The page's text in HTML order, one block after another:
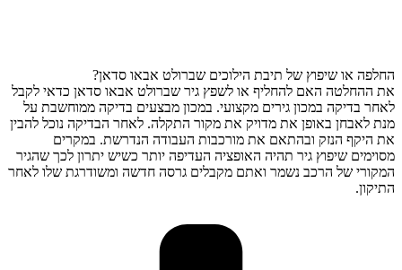
החלפה או שיפוץ של תיבת הילוכים שברולט אבאו סדאן?
את ההחלטה האם להחליף או לשפץ גיר שברולט אבאו סדאן כדאי לקבל
לאחר בדיקה במכון גירים מקצועי. במכון מבצעים בדיקה ממוחשבת על
מנת לאבחן באופן את מדויק את מקור התקלה. לאחר הבדיקה נוכל להבין
את היקף הנזק ובהתאם את מורכבות העבודה הנדרשת. במקרים
מסוימים שיפוץ גיר תהיה האופציה העדיפה יותר כשיש יתרון לכך שהגיר
המקורי של הרכב נשמר ואתם מקבלים גרסה חדשה ומשודרגת שלו לאחר
התיקון.